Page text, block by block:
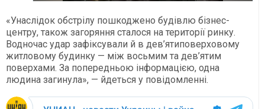
«Унаслідок обстрілу пошкоджено будівлю бізнес-
центру, також загоряння сталося на території ринку.
Водночас удар зафіксували й в дев’ятиповерховому
житловому будинку — між восьмим та дев’ятим
поверхами. За попередньою інформацією, одна
людина загинула», — йдеться у повідомленні.